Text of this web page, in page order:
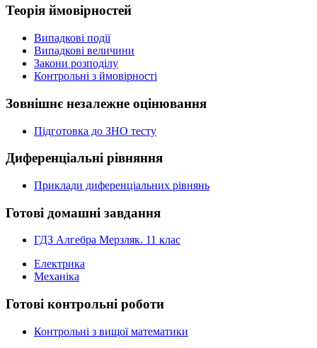
Теорія ймовірностей
Випадкові події
Випадкові величини
Закони розподілу
Контрольні з ймовірності
Зовнішнє незалежне оцінювання
Підготовка до ЗНО тесту
Диференціальні рівняння
Приклади диференціальних рівнянь
Готові домашні завдання
ГДЗ Алгебра Мерзляк. 11 клас
Електрика
Механіка
Готові контрольні роботи
Контрольні з вищої математики